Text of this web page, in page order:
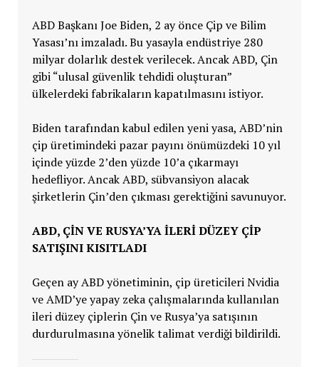
ABD Başkanı Joe Biden, 2 ay önce Çip ve Bilim
Yasası’nı imzaladı. Bu yasayla endüstriye 280
milyar dolarlık destek verilecek. Ancak ABD, Çin
gibi “ulusal güvenlik tehdidi oluşturan”
ülkelerdeki fabrikaların kapatılmasını istiyor.
Biden tarafından kabul edilen yeni yasa, ABD’nin
çip üretimindeki pazar payını önümüzdeki 10 yıl
içinde yüzde 2’den yüzde 10’a çıkarmayı
hedefliyor. Ancak ABD, sübvansiyon alacak
şirketlerin Çin’den çıkması gerektiğini savunuyor.
ABD, ÇİN VE RUSYA’YA İLERİ DÜZEY ÇİP
SATIŞINI KISITLADI
Geçen ay ABD yönetiminin, çip üreticileri Nvidia
ve AMD’ye yapay zeka çalışmalarında kullanılan
ileri düzey çiplerin Çin ve Rusya’ya satışının
durdurulmasına yönelik talimat verdiği bildirildi.